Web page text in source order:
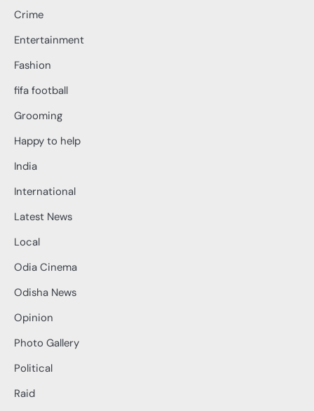
Crime
Entertainment
Fashion
fifa football
Grooming
Happy to help
India
International
Latest News
Local
Odia Cinema
Odisha News
Opinion
Photo Gallery
Political
Raid